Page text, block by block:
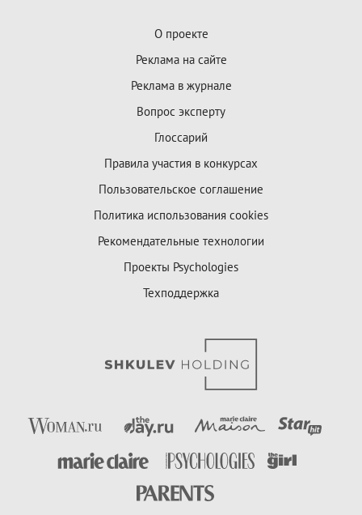
О проекте
Реклама на сайте
Реклама в журнале
Вопрос эксперту
Глоссарий
Правила участия в конкурсах
Пользовательское соглашение
Политика использования cookies
Рекомендательные технологии
Проекты Psychologies
Техподдержка